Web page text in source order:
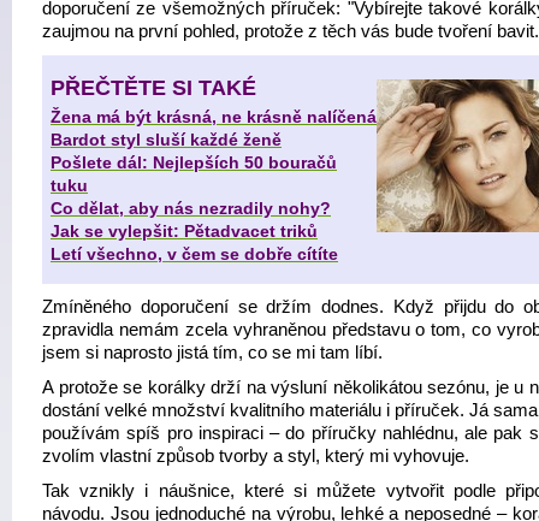
doporučení ze všemožných příruček: "Vybírejte takové
zaujmou na první pohled, protože z těch vás bude tvoření
PŘEČTĚTE SI TAKÉ
Žena má být krásná, ne krásně nalíčená
Bardot styl sluší každé ženě
Pošlete dál: Nejlepších 50 bouračů
tuku
Co dělat, aby nás nezradily nohy?
Jak se vylepšit: Pětadvacet triků
Letí všechno, v čem se dobře cítíte
Zmíněného doporučení se držím dodnes. Když přijdu do
zpravidla nemám zcela vyhraněnou představu o tom, co
jsem si naprosto jistá tím, co se mi tam líbí.
A protože se korálky drží na výsluní několikátou sezónu, je u
dostání velké množství kvalitního materiálu i příruček. Já
používám spíš pro inspiraci – do příručky nahlédnu, ale pak
zvolím vlastní způsob tvorby a styl, který mi vyhovuje.
Tak vznikly i náušnice, které si můžete vytvořit podle
návodu. Jsou jednoduché na výrobu, lehké a neposedné –